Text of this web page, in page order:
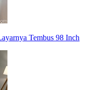
Tembus 98 Inch